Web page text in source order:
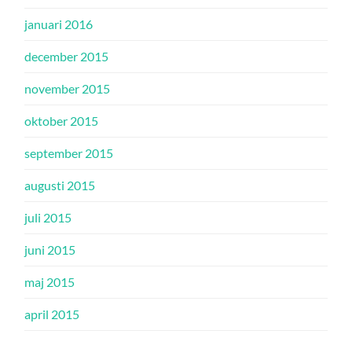
januari 2016
december 2015
november 2015
oktober 2015
september 2015
augusti 2015
juli 2015
juni 2015
maj 2015
april 2015